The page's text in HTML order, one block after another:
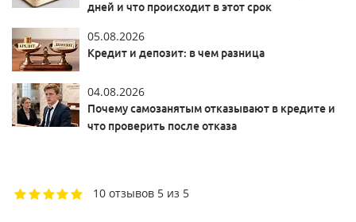
дней и что происходит в этот срок
05.08.2026
Кредит и депозит: в чем разница
04.08.2026
Почему самозанятым отказывают в кредите и
что проверить после отказа
10 отзывов 5 из 5